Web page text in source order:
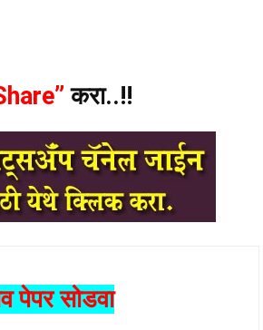
करा..!!
पेपर सोडवा